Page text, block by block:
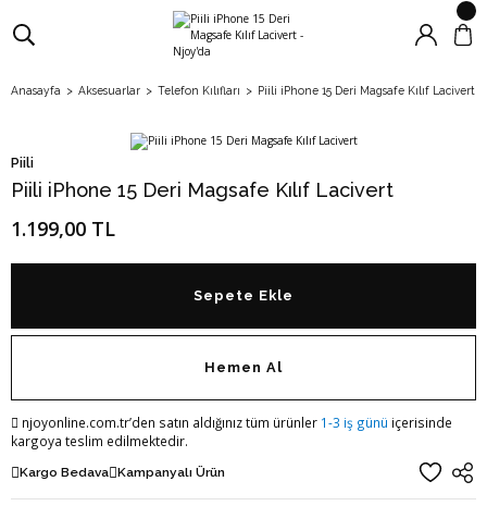
Anasayfa Aksesuarlar Telefon Kılıfları Piili iPhone 15 Deri Magsafe Kılıf Lacivert
Piili
Piili iPhone 15 Deri Magsafe Kılıf Lacivert
1.199,00 TL
Sepete Ekle
Hemen Al
njoyonline.com.tr’den satın aldığınız tüm ürünler 1-3 iş günü içerisinde
kargoya teslim edilmektedir.
Kargo Bedava Kampanyalı Ürün